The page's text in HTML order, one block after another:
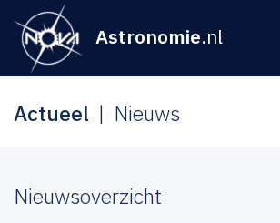
Astronomie.nl
Actueel Nieuws
Nieuwsoverzicht